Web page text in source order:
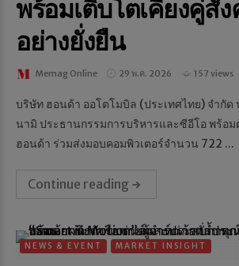
พร้อมเติบโตเคียงคู่สั
อย่างยั่งยืน
Memag Online 29 พ.ค. 2026 157 views
บริษัท ฮอนด้า ออโตโมบิล (ประเทศไทย) จำกัด
นามิ ประธานกรรมการบริหารและซีอีโอ พร้อ
ฮอนด้า ร่วมส่งมอบคอมพิวเตอร์จำนวน 722 ...
Continue reading
NEWS & EVENT MARKET INSIGHT